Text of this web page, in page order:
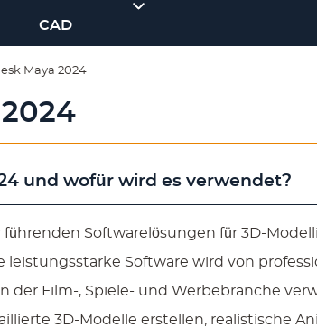
CAD
Maya 2024
und wofür wird es verwendet?
Softwarelösungen für 3D-
leistungsstarke Software wird von
der Film-, Spiele- und Werbebranche
3D-Modelle erstellen, realistische